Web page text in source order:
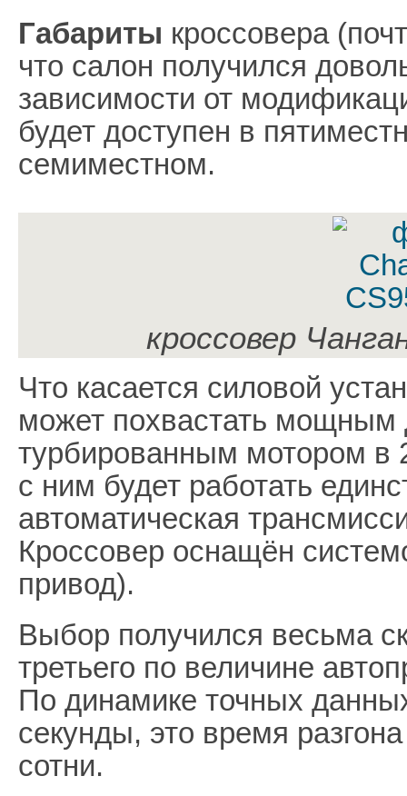
Габариты кроссовера
что салон получился
зависимости от
будет доступен в
семиместном.
кроссовер
Что касается силовой
может похвастать мощным
турбированным мотором
с ним будет работать
автоматическая
Кроссовер оснащён
привод).
Выбор получился весьма
третьего по величине
По динамике точных
секунды, это время
сотни.